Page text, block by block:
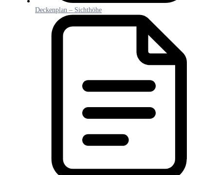
Deckenplan – Sichthöhe